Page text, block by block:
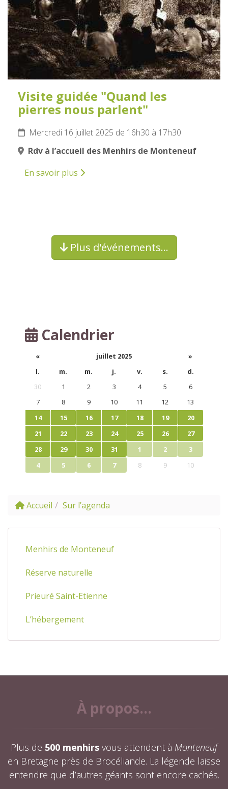
Visite guidée "Quand les
pierres nous parlent"
Mercredi 16 juillet 2025 de 16h30 à 17h30
Rdv à l’accueil des Menhirs de Monteneuf
En savoir plus
Plus d'événements…
Calendrier
« juillet 2025
»
l.
m. m. j. v. s.
d.
30
1 2 3 4 5
6
7
8 9 10 11 12
13
14
15 16 17 18 19
20
21
22 23 24 25 26
27
28
29 30 31 1 2
3
4
5 6 7 8 9 10
Accueil Sur l’agenda
Menhirs de Monteneuf
Réserve naturelle
Prieuré Saint-Etienne
L’hébergement
À propos...
Plus de 500 menhirs vous attendent à Monteneuf
en Bretagne près de Brocéliande. La légende laisse
entendre que d’autres géants sont encore cachés.